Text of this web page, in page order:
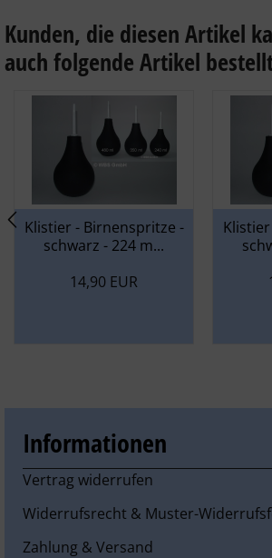
sterilisierbar
Blattgrößen:
M - 95 x 24 mm
L - 110 x 27 mm
Kunden, die diesen Artikel
auch folgende Artikel
Klistier - Birnenspritze -
schwarz - 224 m...
14,90 EUR
Informationen
Vertrag widerrufen
Widerrufsrecht & Muster-
Zahlung & Versand